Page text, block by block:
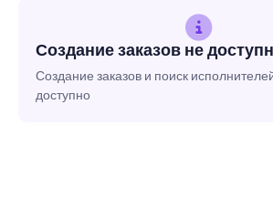
Создание заказов не
Создание заказов и поиск
доступно